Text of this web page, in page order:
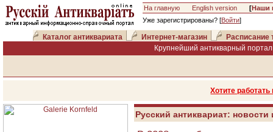
На главную English version [Наши
Уже зарегистрированы? [Войти]
Каталог антиквариата Интернет-магазин
Расписание
Крупнейший антикварный
Хотите
Русский антиквариат: